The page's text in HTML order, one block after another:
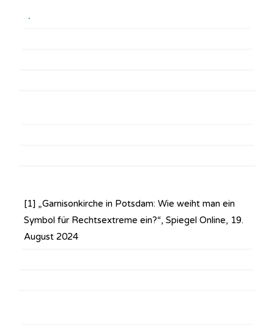
.
[1] „Garnisonkirche in Potsdam: Wie weiht man ein
Symbol für Rechtsextreme ein?“, Spiegel Online, 19.
August 2024